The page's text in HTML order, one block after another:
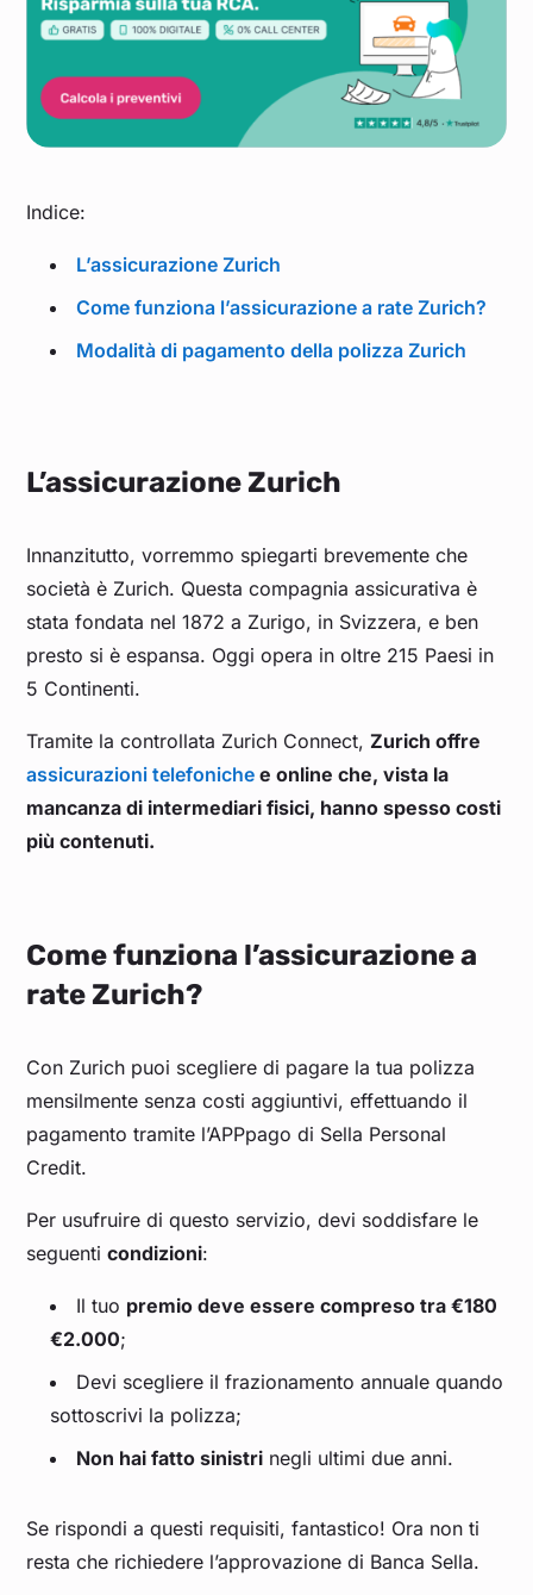
Indice:
L’assicurazione Zurich
Come funziona l’assicurazione a rate Zurich?
Modalità di pagamento della polizza Zurich
L’assicurazione Zurich
Innanzitutto, vorremmo spiegarti brevemente che
società è Zurich. Questa compagnia assicurativa è
stata fondata nel 1872 a Zurigo, in Svizzera, e ben
presto si è espansa. Oggi opera in oltre 215 Paesi in
5 Continenti.
Tramite la controllata Zurich Connect,Zurich offre
assicurazioni telefoniche e online che, vista la
mancanza di intermediari fisici, hanno spesso costi
più contenuti.
Come funziona l’assicurazione a
rate Zurich?
Con Zurich puoi scegliere di pagare la tua polizza
mensilmente senza costi aggiuntivi, effettuando il
pagamento tramite l’APPpago di Sella Personal
Credit.
Per usufruire di questo servizio, devi soddisfare le
seguenticondizioni:
Il tuo premio deve essere compreso tra €180
€2.000;
Devi scegliere il frazionamento annuale quando
sottoscrivi la polizza;
Non hai fatto sinistri negli ultimi due anni.
Se rispondi a questi requisiti, fantastico! Ora non ti
resta che richiedere l’approvazione di Banca Sella.